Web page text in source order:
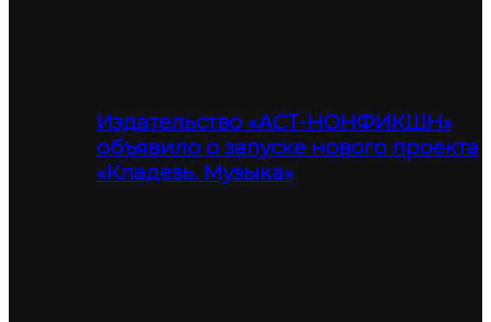
Издательство «АСТ-НОНФИКШН»
объявило о запуске нового проекта
«Кладезь. Музыка»